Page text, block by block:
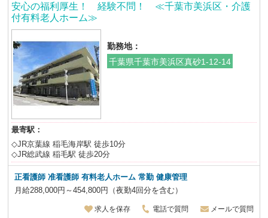
安心の福利厚生！ 経験不問！ ≪千葉市美浜区・介護
付有料老人ホーム≫
勤務地：
千葉県千葉市美浜区真砂1-12-14
最寄駅：
◇JR京葉線 稲毛海岸駅 徒歩10分
◇JR総武線 稲毛駅 徒歩20分
正看護師 准看護師 有料老人ホーム 常勤 健康管理
月給288,000円～454,800円（夜勤4回分を含む）
求人を保存 電話で質問 メールで質問